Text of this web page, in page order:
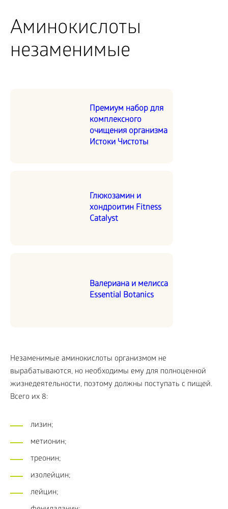
Аминокислоты
незаменимые
Премиум набор для
комплексного
очищения организма
Истоки Чистоты
Глюкозамин и
хондроитин Fitness
Catalyst
Валериана и мелисса
Essential Botanics
Незаменимые аминокислоты организмом не
вырабатываются, но необходимы ему для полноценной
жизнедеятельности, поэтому должны поступать с пищей.
Всего их 8:
лизин;
метионин;
треонин;
изолейцин;
лейцин;